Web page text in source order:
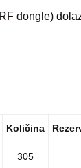
dongle)
Količina
305